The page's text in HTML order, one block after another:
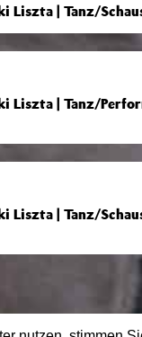
Liszta | Tanz/
Liszta | Tanz/
Liszta | Tanz/